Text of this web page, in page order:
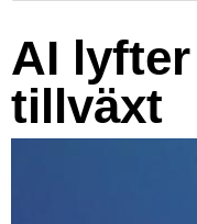
AI
tillväxt